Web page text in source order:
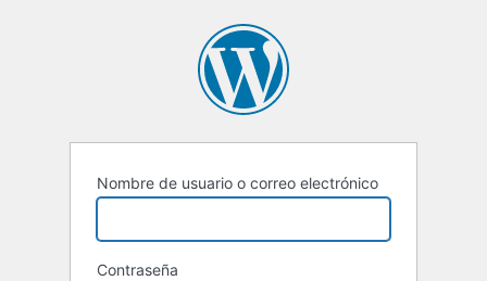
Nombre de usuario o correo electrónico
Contraseña